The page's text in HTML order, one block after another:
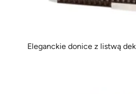
Eleganckie donice z listwą